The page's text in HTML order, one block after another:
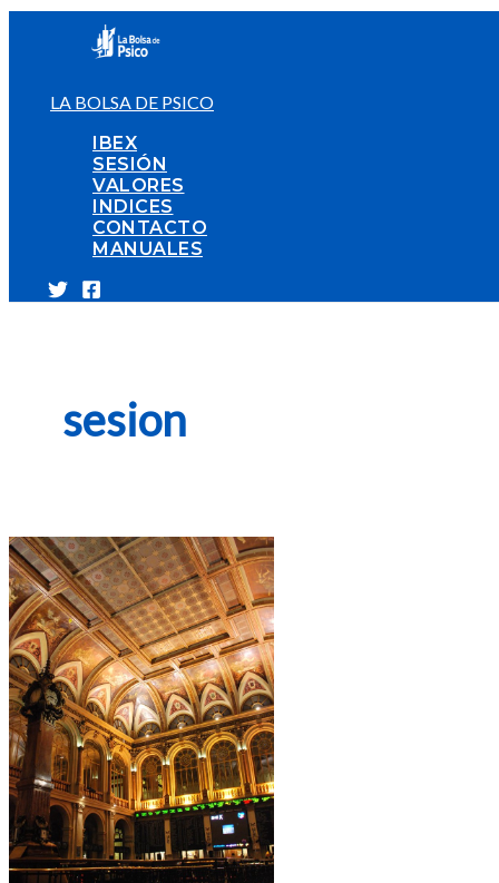
LA BOLSA DE PSICO
IBEX
SESIÓN
VALORES
INDICES
CONTACTO
MANUALES
sesion